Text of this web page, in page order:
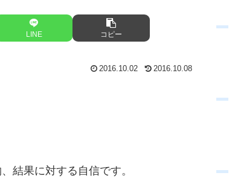
LINE コピー
2016.10.02 2016.10.08
結果に対する自信です。